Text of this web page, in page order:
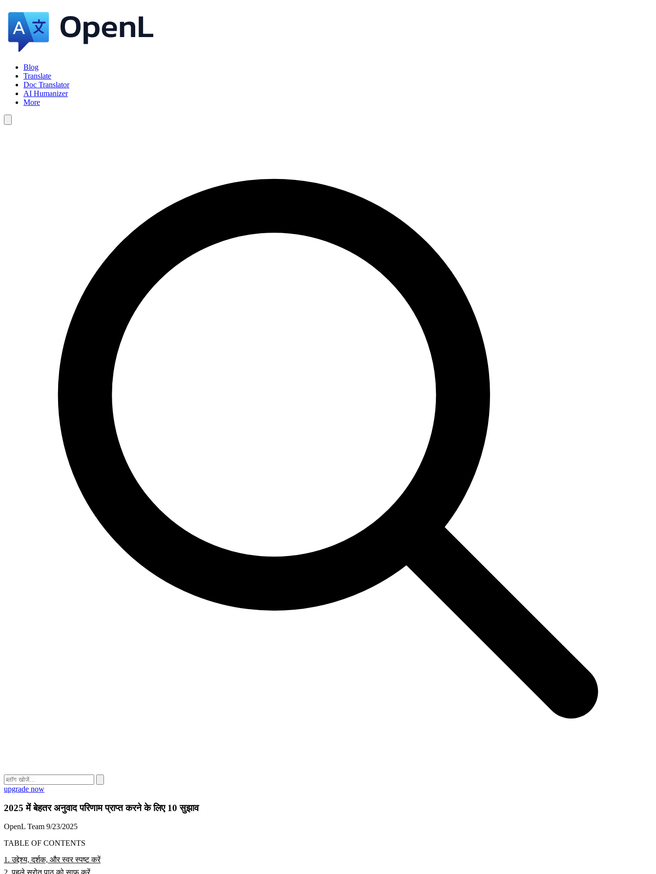
Blog
Translate
Doc Translator
AI Humanizer
More
upgrade now
2025 में बेहतर अनुवाद परिणाम प्राप्त करने के लिए 10 सुझाव
OpenL Team 9/23/2025
TABLE OF CONTENTS
1. उद्देश्य, दर्शक, और स्वर स्पष्ट करें